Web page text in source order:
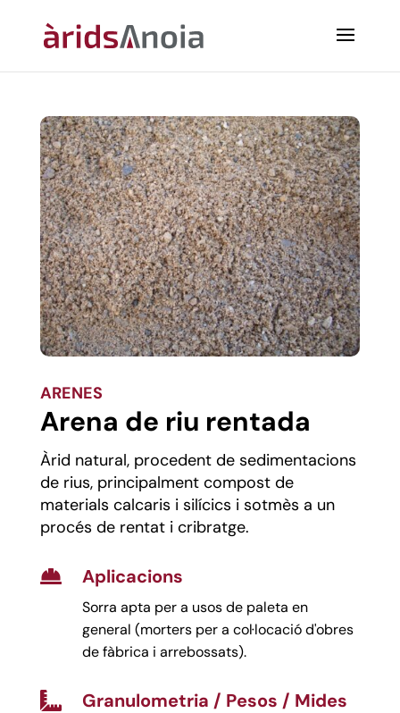
ARENES
Arena de riu rentada
Àrid natural, procedent de sedimentacions
de rius, principalment compost de
materials calcaris i silícics i sotmès a un
procés de rentat i cribratge.
 Aplicacions
Sorra apta per a usos de paleta en
general (morters per a col·locació d'obres
de fàbrica i arrebossats).
 Granulometria / Pesos / Mides